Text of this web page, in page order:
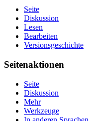
Seite
Diskussion
Lesen
Bearbeiten
Versionsgeschichte
Seitenaktionen
Seite
Diskussion
Mehr
Werkzeuge